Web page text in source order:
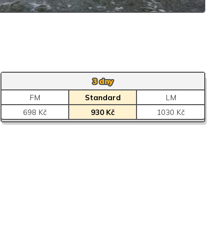
3 dny
FM
Standard
LM
698 Kč
930 Kč 1030 Kč